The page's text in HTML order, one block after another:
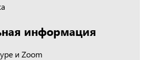
информация
и Zoom